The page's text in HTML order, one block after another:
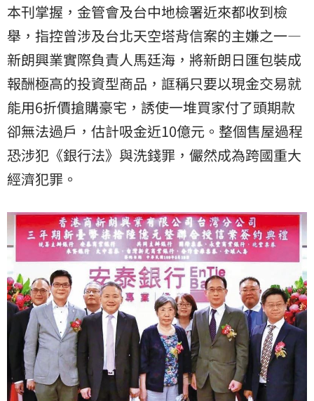
本刊掌握，金管會及台中地檢署近來都收到檢
舉，指控曾涉及台北天空塔背信案的主嫌之一—
新朗興業實際負責人馬廷海，將新朗日匯包裝成
報酬極高的投資型商品，誆稱只要以現金交易就
能用6折價搶購豪宅，誘使一堆買家付了頭期款
卻無法過戶，估計吸金近10億元。整個售屋過程
恐涉犯《銀行法》與洗錢罪，儼然成為跨國重大
經濟犯罪。